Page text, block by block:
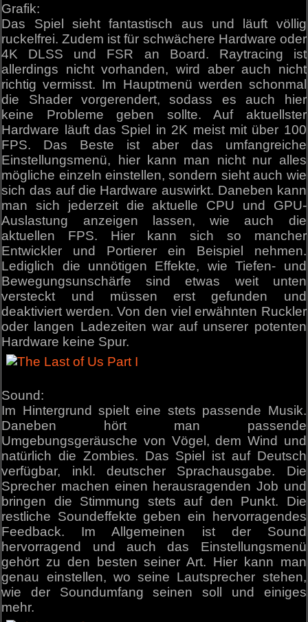
Grafik:
Das Spiel sieht fantastisch aus und läuft völlig
ruckelfrei. Zudem ist für schwächere Hardware oder
4K DLSS und FSR an Board. Raytracing ist
allerdings nicht vorhanden, wird aber auch nicht
richtig vermisst. Im Hauptmenü werden schonmal
die Shader vorgerendert, sodass es auch hier
keine Probleme geben sollte. Auf aktuellster
Hardware läuft das Spiel in 2K meist mit über 100
FPS. Das Beste ist aber das umfangreiche
Einstellungsmenü, hier kann man nicht nur alles
mögliche einzeln einstellen, sondern sieht auch wie
sich das auf die Hardware auswirkt. Daneben kann
man sich jederzeit die aktuelle CPU und GPU-
Auslastung anzeigen lassen, wie auch die
aktuellen FPS. Hier kann sich so mancher
Entwickler und Portierer ein Beispiel nehmen.
Lediglich die unnötigen Effekte, wie Tiefen- und
Bewegungsunschärfe sind etwas weit unten
versteckt und müssen erst gefunden und
deaktiviert werden. Von den viel erwähnten Ruckler
oder langen Ladezeiten war auf unserer potenten
Hardware keine Spur.
Sound:
Im Hintergrund spielt eine stets passende Musik.
Daneben hört man passende
Umgebungsgeräusche von Vögel, dem Wind und
natürlich die Zombies. Das Spiel ist auf Deutsch
verfügbar, inkl. deutscher Sprachausgabe. Die
Sprecher machen einen herausragenden Job und
bringen die Stimmung stets auf den Punkt. Die
restliche Soundeffekte geben ein hervorragendes
Feedback. Im Allgemeinen ist der Sound
hervorragend und auch das Einstellungsmenü
gehört zu den besten seiner Art. Hier kann man
genau einstellen, wo seine Lautsprecher stehen,
wie der Soundumfang seinen soll und einiges
mehr.